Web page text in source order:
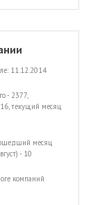
11.12.2014
- 2377,
текущий месяц
месяц
- 10
компаний